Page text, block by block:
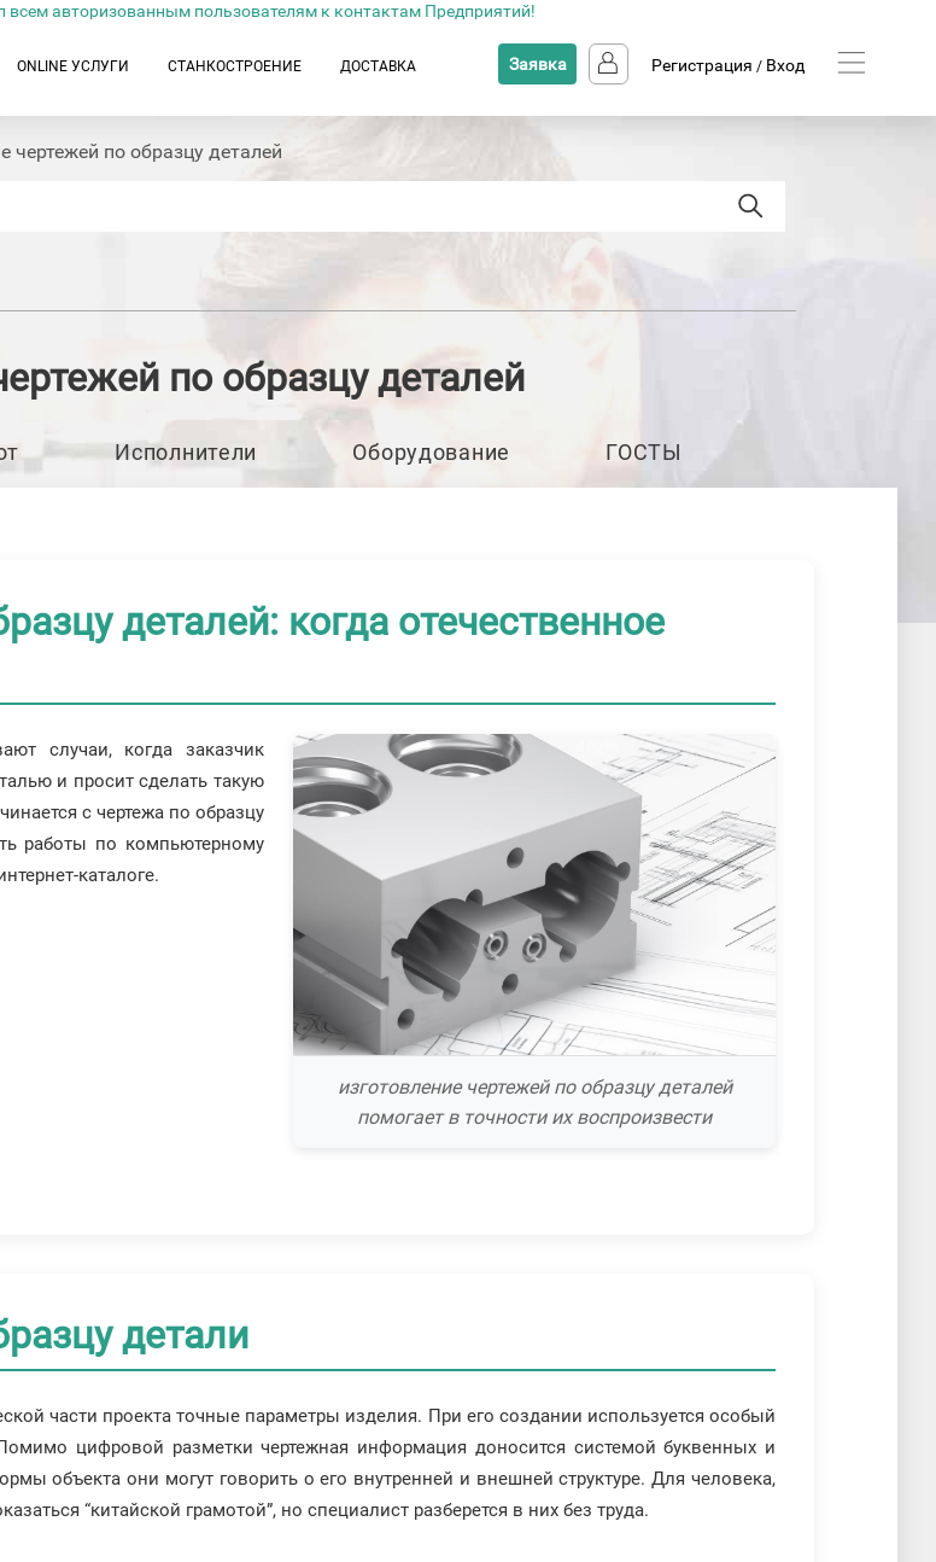
авторизованным пользователям к контактам Предприятий!
ONLINE УСЛУГИ СТАНКОСТРОЕНИЕ ДОСТАВКА Заявка Регистрация / Вход
чертежей по образцу деталей
по образцу деталей
Исполнители Оборудование ГОСТЫ
деталей: когда отечественное
изготовление чертежей по образцу деталей
помогает в точности их воспроизвести
случаи, когда заказчик
и просит сделать такую
с чертежа по образцу
работы по компьютерному
каталоге.
детали
части проекта точные параметры изделия. При его создании используется особый
цифровой разметки чертежная информация доносится системой буквенных и
объекта они могут говорить о его внутренней и внешней структуре. Для человека,
“китайской грамотой”, но специалист разберется в них без труда.